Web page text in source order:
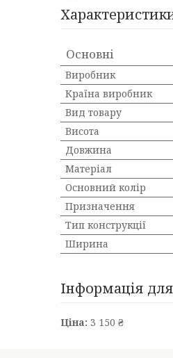
Основні
Виробник
Країна виробник
Вид товару
Висота
Довжина
Матеріал
Основний колір
Призначення
Тип конструкції
Ширина
Інформація
Ціна: 3 150 ₴